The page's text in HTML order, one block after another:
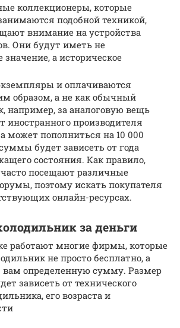
коллекционеры, которые
подобной техникой,
внимание на устройства
Они будут иметь не
а историческое
и оплачиваются
образом, а не как обычный
например, за аналоговую вещь
иностранного производителя
может пополниться на 10 000
будет зависеть от года
состояния. Как правило,
посещают различные
поэтому искать покупателя
онлайн-ресурсах.
за деньги
работают многие фирмы, которые
не просто бесплатно, а
определенную сумму. Размер
зависеть от технического
его возраста и